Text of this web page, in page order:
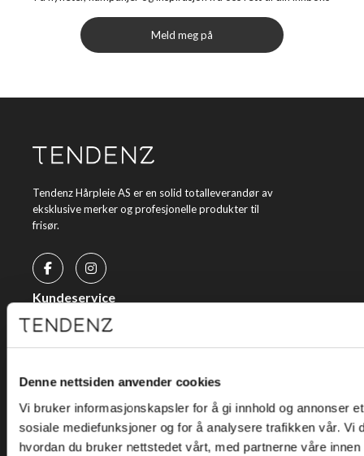
Denne nettsiden anvender cookies
Vi bruker informasjonskapsler for å gi innhold og annonser
sosiale mediefunksjoner og for å analysere trafikken vår. Vi
hvordan du bruker nettstedet vårt, med partnerne våre
Meld meg på
Tendenz Hårpleie AS er en solid totalleverandør av
eksklusive merker og profesjonelle produkter til
frisør.
Kundeservice
Kjøpsvilkår
Personvern
Holtegata 26, 0355 Oslo
Telefon: +47 22 92 50 00